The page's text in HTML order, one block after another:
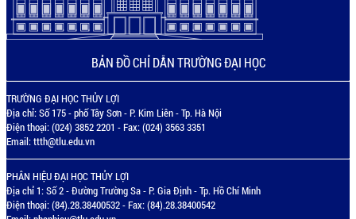
BẢN ĐỒ CHỈ DẪN TRƯỜNG ĐẠI HỌC
TRƯỜNG ĐẠI HỌC THỦY LỢI
Địa chỉ: Số 175 - phố Tây Sơn - P. Kim Liên - Tp. Hà Nội
Điện thoại: (024) 3852 2201 - Fax: (024) 3563 3351
Email:ttth@tlu.edu.vn
PHÂN HIỆU ĐẠI HỌC THỦY LỢI
Địa chỉ 1: Số 2 - Đường Trường Sa - P. Gia Định - Tp. Hồ Chí Minh
Điện thoại: (84).28.38400532 - Fax: (84).28.38400542